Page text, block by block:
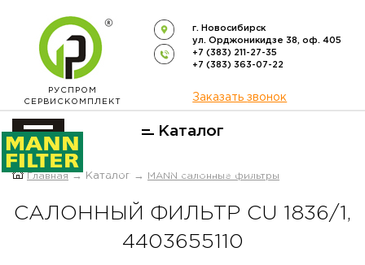
РУСПРОМ
СЕРВИСКОМПЛЕКТ
г. Новосибирск
ул. Орджоникидзе 38, оф. 405
+7 (383) 211-27-35
+7 (383) 363-07-22
Заказать звонок
Каталог
ОФИЦИАЛЬНЫЙ ДИСТРИБЬЮТОР
Главная → Каталог → MANN салонные фильтры
САЛОННЫЙ ФИЛЬТР CU 1836/1,
4403655110